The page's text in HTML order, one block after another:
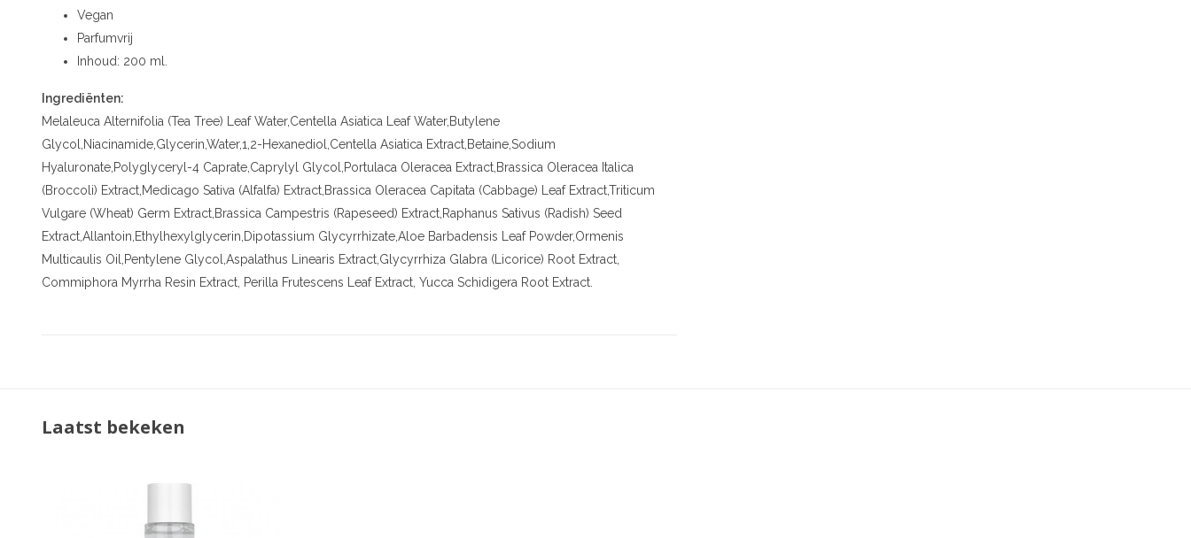
Vegan
Parfumvrij
Inhoud: 200 ml.
Ingrediënten:
Melaleuca Alternifolia (Tea Tree) Leaf Water,Centella Asiatica Leaf Water,Butylene
Glycol,Niacinamide,Glycerin,Water,1,2-Hexanediol,Centella Asiatica Extract,Betaine,Sodium
Hyaluronate,Polyglyceryl-4 Caprate,Caprylyl Glycol,Portulaca Oleracea Extract,Brassica Oleracea Italica
(Broccoli) Extract,Medicago Sativa (Alfalfa) Extract,Brassica Oleracea Capitata (Cabbage) Leaf Extract,Triticum
Vulgare (Wheat) Germ Extract,Brassica Campestris (Rapeseed) Extract,Raphanus Sativus (Radish) Seed
Extract,Allantoin,Ethylhexylglycerin,Dipotassium Glycyrrhizate,Aloe Barbadensis Leaf Powder,Ormenis
Multicaulis Oil,Pentylene Glycol,Aspalathus Linearis Extract,Glycyrrhiza Glabra (Licorice) Root Extract,
Commiphora Myrrha Resin Extract, Perilla Frutescens Leaf Extract, Yucca Schidigera Root Extract.
Laatst bekeken